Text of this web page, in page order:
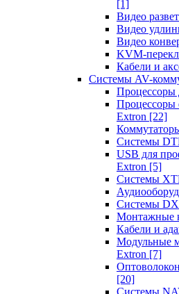
[1]
Видео
Видео
Видео
KVM-
Кабели и
Системы AV-
Процессоры
Процессоры
Extron [22]
Системы
USB для
Extron [5]
Системы
Системы
Монтажные
Кабели и
Модульные
Extron [7]
[20]
Системы